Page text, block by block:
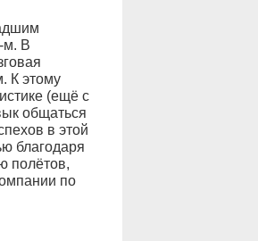
м. В
К этому
(ещё с
общаться
в этой
благодаря
полётов,
по